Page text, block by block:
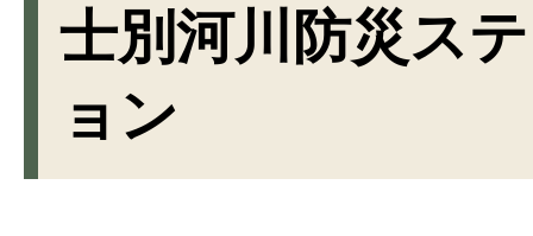
士別河川防災ス
ョン